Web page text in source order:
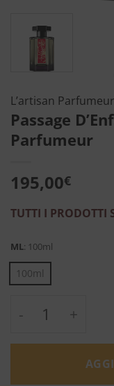
L’artisan Parfumeur
Passage
Parfumeur
195,00€
TUTTI I PRODOTTI
ML: 100ml
100ml
Passage